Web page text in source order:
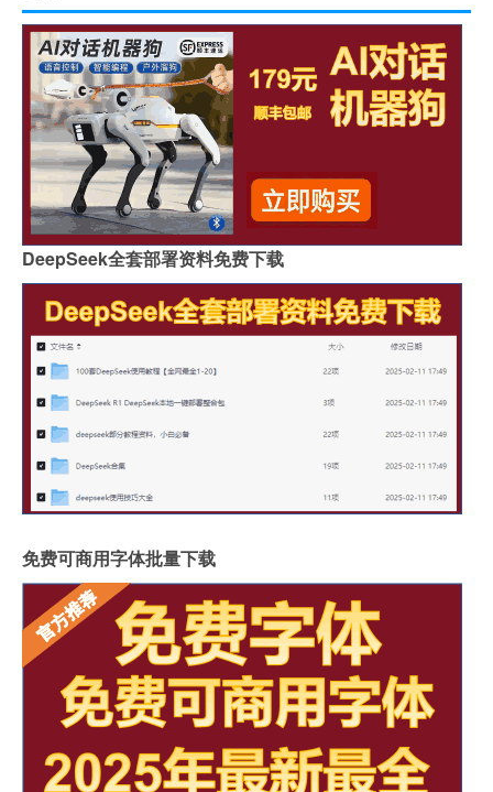
DeepSeek全套部署资料免费下载
免费可商用字体批量下载